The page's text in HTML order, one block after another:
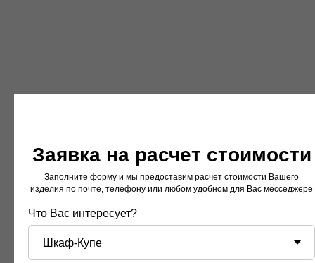
клиенты
Валентина Куренная
В Т Ц Круиз в Командор заказала встроенный шкаф
и подвесную тумбу в прихожую заказ N 12 278/20
и телевизионную группу заказ N12277/20. Хочется
отметить: — качественные материалы
и исполнение; - профиализм консульта —
дизайнера Дарьи, которая оказала помощь
Заявка на расчет стоимости
Заполните форму и мы предоставим расчет стоимости Вашего
изделия по почте, телефону или любом удобном для Вас месседжере
Что Вас интересует?